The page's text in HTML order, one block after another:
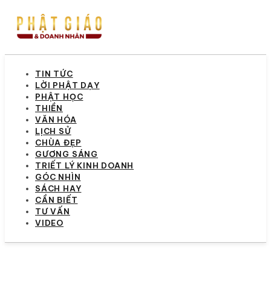
TIN TỨC
LỜI PHẬT DẠY
PHẬT HỌC
THIỀN
VĂN HÓA
LỊCH SỬ
CHÙA ĐẸP
GƯƠNG SÁNG
TRIẾT LÝ KINH DOANH
GÓC NHÌN
SÁCH HAY
CẦN BIẾT
TƯ VẤN
VIDEO